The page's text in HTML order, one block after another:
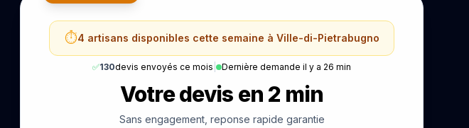
⏱️4 artisans disponibles cette semaine à Ville-di-Pietrabugno
✅130devis envoyés ce mois Dernière demande il y a 26 min
Votre devis en 2 min
Sans engagement, reponse rapide garantie